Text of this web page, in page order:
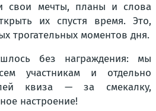
свои мечты, планы и слова
их спустя время. Это,
трогательных моментов дня.
без награждения: мы
участникам и отдельно
квиза — за смекалку,
настроение!